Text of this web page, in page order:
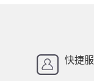
招办快捷